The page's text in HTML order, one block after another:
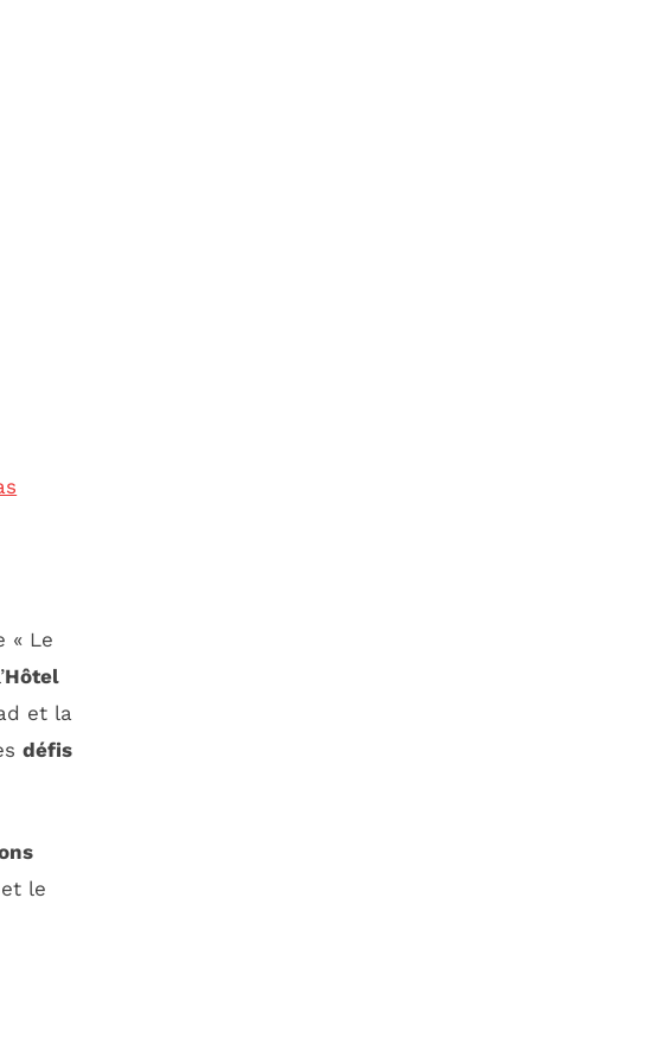
« Le
Hôtel
et la
défis
et le